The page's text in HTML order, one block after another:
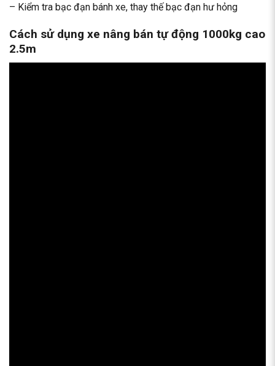
– Kiểm tra bạc đạn bánh xe, thay thế bạc đạn hư hỏng
Cách sử dụng xe nâng bán tự động 1000kg cao
2.5m